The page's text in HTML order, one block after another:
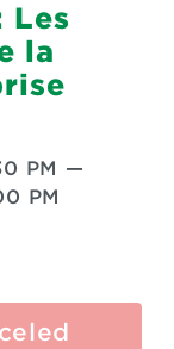
Les
la
PM —
PM